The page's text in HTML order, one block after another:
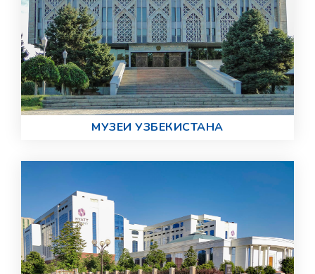
МУЗЕИ УЗБЕКИСТАНА